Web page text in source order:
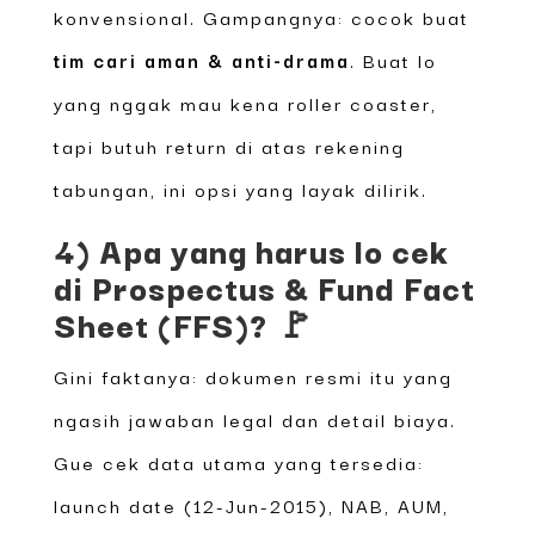
konvensional. Gampangnya: cocok buat
tim cari aman & anti-drama. Buat lo
yang nggak mau kena roller coaster,
tapi butuh return di atas rekening
tabungan, ini opsi yang layak dilirik.
4) Apa yang harus lo cek
di Prospectus & Fund Fact
Sheet (FFS)? 🚩
Gini faktanya: dokumen resmi itu yang
ngasih jawaban legal dan detail biaya.
Gue cek data utama yang tersedia:
launch date (12-Jun-2015), NAB, AUM,